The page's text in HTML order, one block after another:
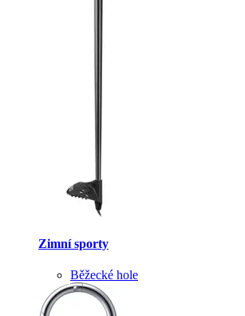
Zimní sporty
Běžecké hole